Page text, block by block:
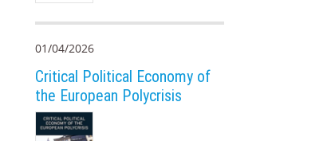
01/04/2026
Critical Political Economy of
the European Polycrisis